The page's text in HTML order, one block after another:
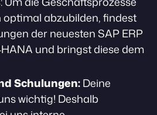
optimal abzubilden, findest
der neuesten SAP ERP
und bringst diese dem
Schulungen:Deine
wichtig! Deshalb